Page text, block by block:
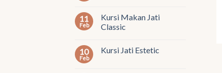
11
Feb
Kursi Makan Jati
Classic
10
Feb
Kursi Jati Estetic